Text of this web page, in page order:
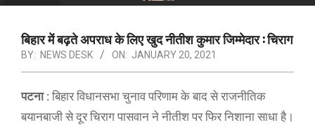
बिहार में बढ़ते अपराध के लिए खुद नीतीश कुमार जिम्मेदार : चिराग
BY: NEWS DESK ON: JANUARY 20, 2021
पटना : बिहार विधानसभा चुनाव परिणाम के बाद से राजनीतिक
बयानबाजी से दूर चिराग पासवान ने नीतीश पर फिर निशाना साधा है।